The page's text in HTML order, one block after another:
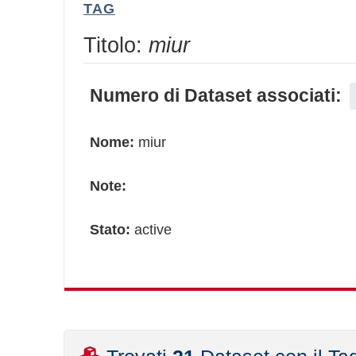
TAG
Titolo: miur
Numero di Dataset associati:
Nome: miur
Note:
Stato: active